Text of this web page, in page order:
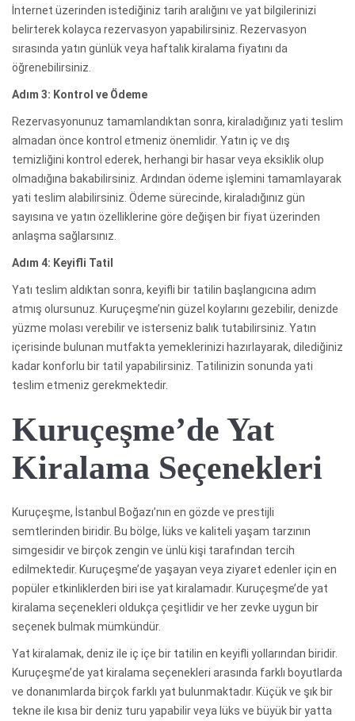
İnternet üzerinden istediğiniz tarih aralığını ve yat bilgilerinizi
belirterek kolayca rezervasyon yapabilirsiniz. Rezervasyon
sırasında yatın günlük veya haftalık kiralama fiyatını da
öğrenebilirsiniz.
Adım 3: Kontrol ve Ödeme
Rezervasyonunuz tamamlandıktan sonra, kiraladığınız yati teslim
almadan önce kontrol etmeniz önemlidir. Yatın iç ve dış
temizliğini kontrol ederek, herhangi bir hasar veya eksiklik olup
olmadığına bakabilirsiniz. Ardından ödeme işlemini tamamlayarak
yati teslim alabilirsiniz. Ödeme sürecinde, kiraladığınız gün
sayısına ve yatın özelliklerine göre değişen bir fiyat üzerinden
anlaşma sağlarsınız.
Adım 4: Keyifli Tatil
Yatı teslim aldıktan sonra, keyifli bir tatilin başlangıcına adım
atmış olursunuz. Kuruçeşme’nin güzel koylarını gezebilir, denizde
yüzme molası verebilir ve isterseniz balık tutabilirsiniz. Yatın
içerisinde bulunan mutfakta yemeklerinizi hazırlayarak, dilediğiniz
kadar konforlu bir tatil yapabilirsiniz. Tatilinizin sonunda yati
teslim etmeniz gerekmektedir.
Kuruçeşme’de Yat
Kiralama Seçenekleri
Kuruçeşme, İstanbul Boğazı’nın en gözde ve prestijli
semtlerinden biridir. Bu bölge, lüks ve kaliteli yaşam tarzının
simgesidir ve birçok zengin ve ünlü kişi tarafından tercih
edilmektedir. Kuruçeşme’de yaşayan veya ziyaret edenler için en
popüler etkinliklerden biri ise yat kiralamadır. Kuruçeşme’de yat
kiralama seçenekleri oldukça çeşitlidir ve her zevke uygun bir
seçenek bulmak mümkündür.
Yat kiralamak, deniz ile iç içe bir tatilin en keyifli yollarından biridir.
Kuruçeşme’de yat kiralama seçenekleri arasında farklı boyutlarda
ve donanımlarda birçok farklı yat bulunmaktadır. Küçük ve şık bir
tekne ile kısa bir deniz turu yapabilir veya lüks ve büyük bir yatta